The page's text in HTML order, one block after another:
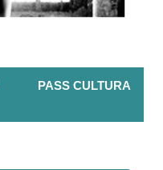
PASS CULTURA